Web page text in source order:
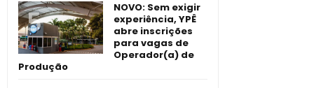
NOVO: Sem exigir
experiência, YPÊ
abre inscrições
para vagas de
Operador(a) de
Produção